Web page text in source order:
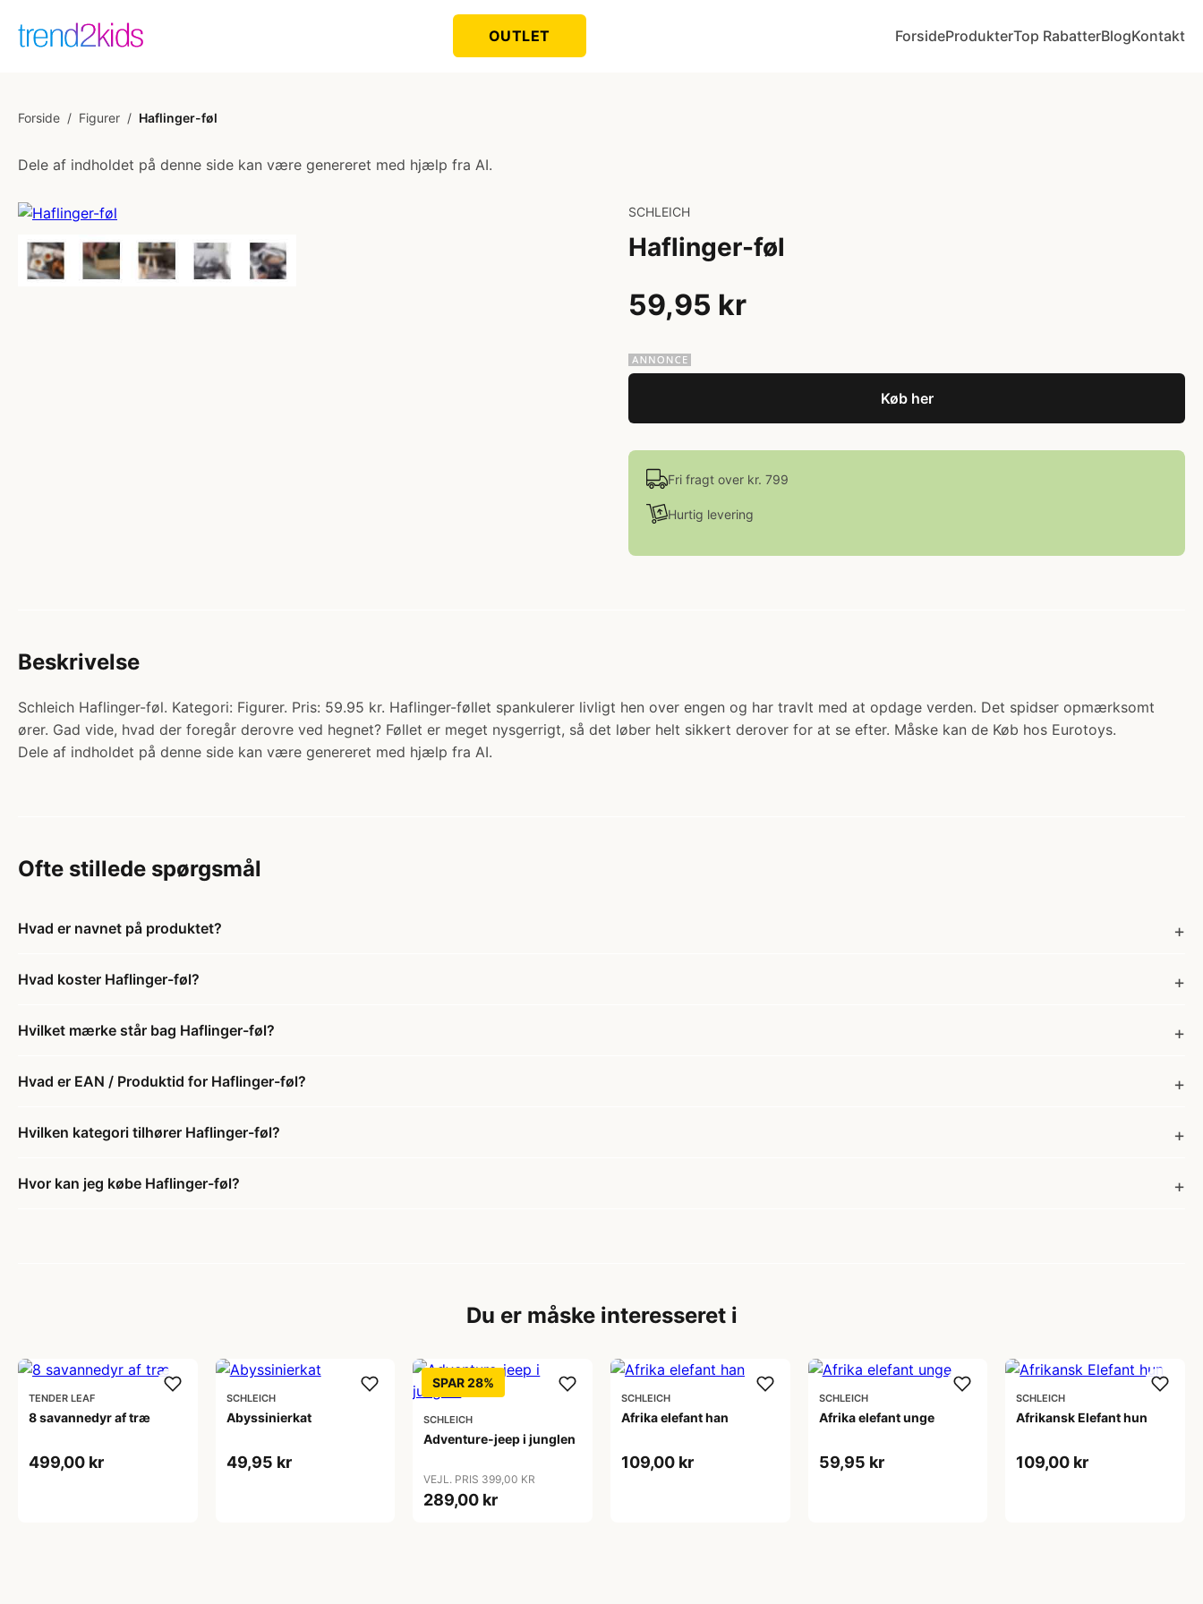
OUTLET ForsideProdukterTop RabatterBlogKontakt
Forside / Figurer / Haflinger-føl
Dele af indholdet på denne side kan være genereret med hjælp fra AI.
SCHLEICH
Haflinger-føl
59,95 kr
Køb her
Fri fragt over kr. 799
Hurtig levering
Beskrivelse
Schleich Haflinger-føl. Kategori: Figurer. Pris: 59.95 kr. Haflinger-føllet spankulerer livligt hen over engen og har travlt med at opdage verden. Det spidser opmærksomt
ører. Gad vide, hvad der foregår derovre ved hegnet? Føllet er meget nysgerrigt, så det løber helt sikkert derover for at se efter. Måske kan de Køb hos Eurotoys.
Dele af indholdet på denne side kan være genereret med hjælp fra AI.
Ofte stillede spørgsmål
Hvad er navnet på produktet?
Hvad koster Haflinger-føl?
Hvilket mærke står bag Haflinger-føl?
Hvad er EAN / Produktid for Haflinger-føl?
Hvilken kategori tilhører Haflinger-føl?
Hvor kan jeg købe Haflinger-føl?
Du er måske interesseret i
TENDER LEAF
8 savannedyr af træ
499,00 kr
SCHLEICH
Abyssinierkat
49,95 kr
SPAR 28%
SCHLEICH
Adventure-jeep i junglen
VEJL. PRIS 399,00 KR
289,00 kr
SCHLEICH
Afrika elefant han
109,00 kr
SCHLEICH
Afrika elefant unge
59,95 kr
SCHLEICH
Afrikansk Elefant hun
109,00 kr